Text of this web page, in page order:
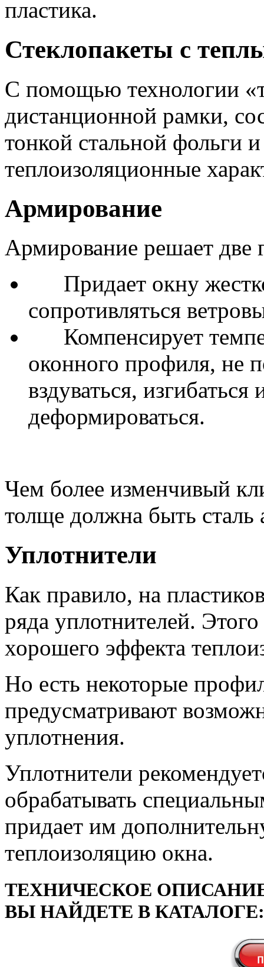
пластика.
Стеклопакеты с
С помощью технологии
дистанционной рамки,
тонкой стальной фольги
теплоизоляционные
Армирование
Армирование решает две
Придает окну
сопротивляться
Компенсирует
оконного профиля, не
вздуваться, изгибаться
деформироваться.
Чем более изменчивый
толще должна быть
Уплотнители
Как правило, на
ряда уплотнителей.
хорошего эффекта
Но есть некоторые
предусматривают
уплотнения.
Уплотнители
обрабатывать
придает им
теплоизоляцию окна.
ТЕХНИЧЕСКОЕ
ВЫ НАЙДЕТЕ В КАТАЛОГЕ: